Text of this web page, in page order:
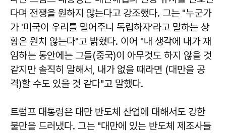
다며 전쟁을 원하지 않는다고 강조했다. 그는 "누군가
가 '미국이 우리를 밀어주니 독립하자'라고 말하는 상
황은 원치 않는다"고 밝혔다. 이어 "내 생각에 내가 재
임하는 동안에는 그들(중국)이 아무것도 하지 않을 것
같지만 솔직히 말해서, 내가 없을 때라면 (대만을 공
격)할 수도 있을 것 같다"고 말했다.
트럼프 대통령은 대만 반도체 산업에 대해서도 강한
불만을 드러냈다. 그는 "대만에 있는 반도체 제조사들